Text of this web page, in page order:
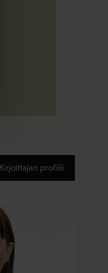
Kirjoittajan profiili